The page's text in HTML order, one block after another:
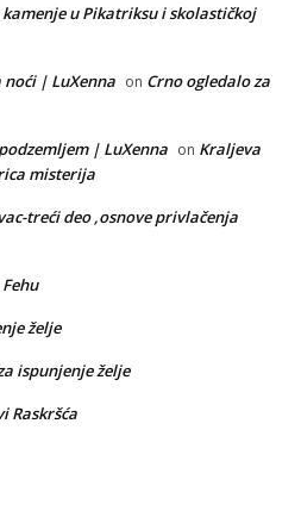
u Pikatriksu i skolastičkoj
| LuXenna on Crno ogledalo za
| LuXenna on Kraljeva
misterija
treći deo ,osnove privlačenja
želje
ispunjenje želje
Raskršća